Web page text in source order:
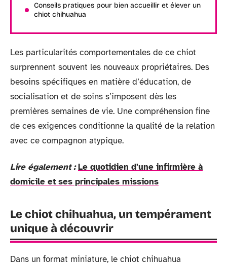
Conseils pratiques pour bien accueillir et élever un
chiot chihuahua
Les particularités comportementales de ce chiot
surprennent souvent les nouveaux propriétaires. Des
besoins spécifiques en matière d’éducation, de
socialisation et de soins s’imposent dès les
premières semaines de vie. Une compréhension fine
de ces exigences conditionne la qualité de la relation
avec ce compagnon atypique.
Lire également : Le quotidien d'une infirmière à
domicile et ses principales missions
Le chiot chihuahua, un tempérament
unique à découvrir
Dans un format miniature, le chiot chihuahua